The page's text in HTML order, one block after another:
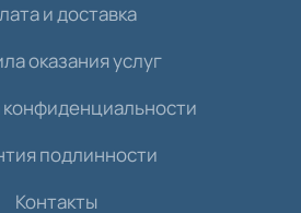
и доставка
оказания услуг
подлинности
Контакты